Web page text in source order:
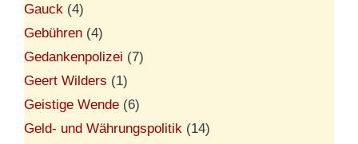
Gauck (4)
Gebühren (4)
Gedankenpolizei (7)
Geert Wilders (1)
Geistige Wende (6)
Geld- und Währungspolitik (14)